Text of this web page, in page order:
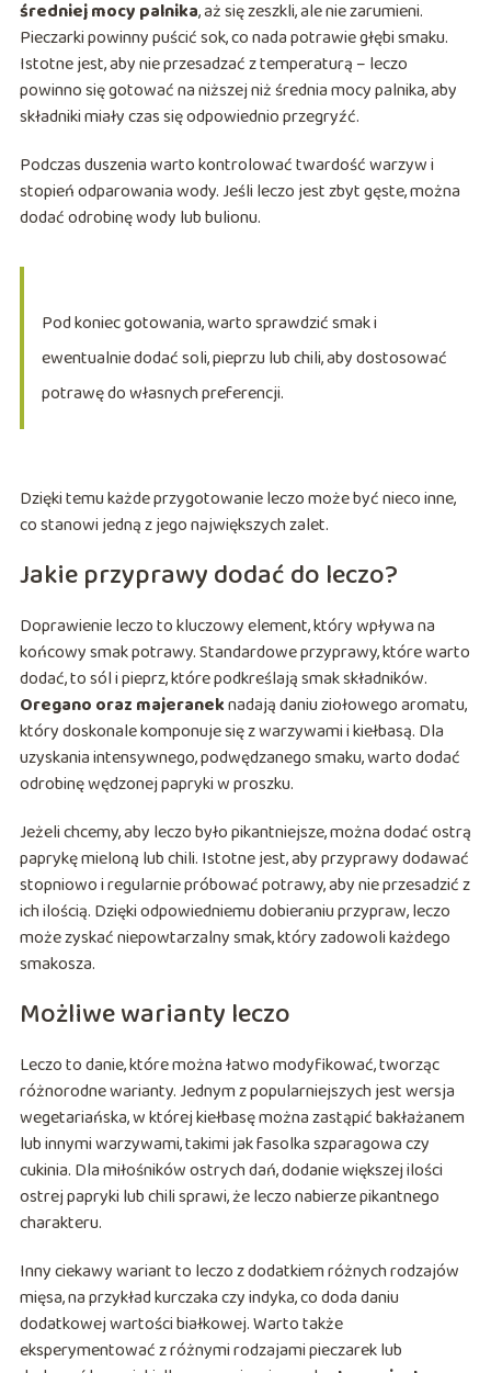
średniej mocy palnika, aż się zeszkli, ale nie zarumieni.
Pieczarki powinny puścić sok, co nada potrawie głębi smaku.
Istotne jest, aby nie przesadzać z temperaturą – leczo
powinno się gotować na niższej niż średnia mocy palnika, aby
składniki miały czas się odpowiednio przegryźć.
Podczas duszenia warto kontrolować twardość warzyw i
stopień odparowania wody. Jeśli leczo jest zbyt gęste, można
dodać odrobinę wody lub bulionu.
Pod koniec gotowania, warto sprawdzić smak i
ewentualnie dodać soli, pieprzu lub chili, aby dostosować
potrawę do własnych preferencji.
Dzięki temu każde przygotowanie leczo może być nieco inne,
co stanowi jedną z jego największych zalet.
Jakie przyprawy dodać do leczo?
Doprawienie leczo to kluczowy element, który wpływa na
końcowy smak potrawy. Standardowe przyprawy, które warto
dodać, to sól i pieprz, które podkreślają smak składników.
Oregano oraz majeraneknadają daniu ziołowego aromatu,
który doskonale komponuje się z warzywami i kiełbasą. Dla
uzyskania intensywnego, podwędzanego smaku, warto dodać
odrobinę wędzonej papryki w proszku.
Jeżeli chcemy, aby leczo było pikantniejsze, można dodać ostrą
paprykę mieloną lub chili. Istotne jest, aby przyprawy dodawać
stopniowo i regularnie próbować potrawy, aby nie przesadzić z
ich ilością. Dzięki odpowiedniemu dobieraniu przypraw, leczo
może zyskać niepowtarzalny smak, który zadowoli każdego
smakosza.
Możliwe warianty leczo
Leczo to danie, które można łatwo modyfikować, tworząc
różnorodne warianty. Jednym z popularniejszych jest wersja
wegetariańska, w której kiełbasę można zastąpić bakłażanem
lub innymi warzywami, takimi jak fasolka szparagowa czy
cukinia. Dla miłośników ostrych dań, dodanie większej ilości
ostrej papryki lub chili sprawi, że leczo nabierze pikantnego
charakteru.
Inny ciekawy wariant to leczo z dodatkiem różnych rodzajów
mięsa, na przykład kurczaka czy indyka, co doda daniu
dodatkowej wartości białkowej. Warto także
eksperymentować z różnymi rodzajami pieczarek lub